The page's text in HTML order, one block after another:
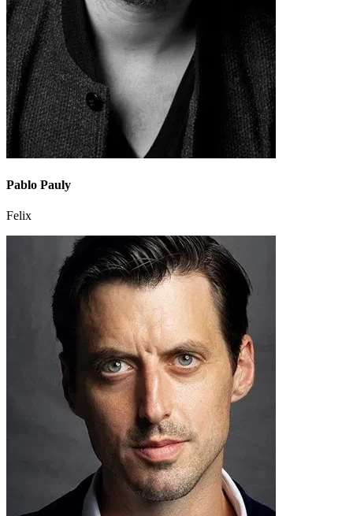
Pablo Pauly
Felix